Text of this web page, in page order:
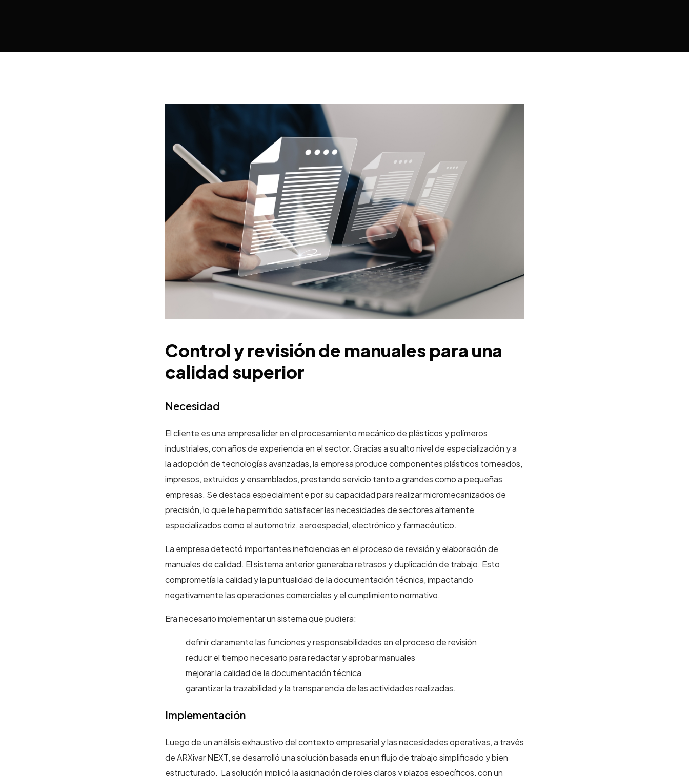
Concientización en Ciberseguridad
Segregación de funciones
ETL
Conector a SAP
Control y revisión de manuales para una
calidad superior
Necesidad
El cliente es una empresa líder en el procesamiento mecánico de plásticos y polímeros
industriales, con años de experiencia en el sector. Gracias a su alto nivel de especialización y a
la adopción de tecnologías avanzadas, la empresa produce componentes plásticos torneados,
impresos, extruidos y ensamblados, prestando servicio tanto a grandes como a pequeñas
empresas. Se destaca especialmente por su capacidad para realizar micromecanizados de
precisión, lo que le ha permitido satisfacer las necesidades de sectores altamente
especializados como el automotriz, aeroespacial, electrónico y farmacéutico.
La empresa detectó importantes ineficiencias en el proceso de revisión y elaboración de
manuales de calidad. El sistema anterior generaba retrasos y duplicación de trabajo. Esto
comprometía la calidad y la puntualidad de la documentación técnica, impactando
negativamente las operaciones comerciales y el cumplimiento normativo.
Era necesario implementar un sistema que pudiera:
definir claramente las funciones y responsabilidades en el proceso de revisión
reducir el tiempo necesario para redactar y aprobar manuales
mejorar la calidad de la documentación técnica
garantizar la trazabilidad y la transparencia de las actividades realizadas.
Implementación
Luego de un análisis exhaustivo del contexto empresarial y las necesidades operativas, a través
de ARXivar NEXT, se desarrolló una solución basada en un flujo de trabajo simplificado y bien
estructurado. La solución implicó la asignación de roles claros y plazos específicos, con un